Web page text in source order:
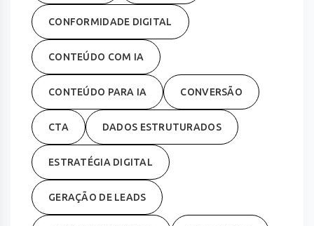
CONFORMIDADE DIGITAL
CONTEÚDO COM IA
CONTEÚDO PARA IA CONVERSÃO
CTA DADOS ESTRUTURADOS
ESTRATÉGIA DIGITAL
GERAÇÃO DE LEADS